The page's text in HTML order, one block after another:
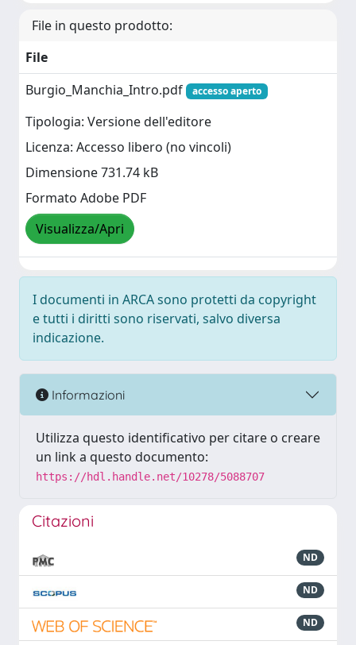
File in questo prodotto:
File
Burgio_Manchia_Intro.pdf
accesso aperto
Tipologia: Versione dell'editore
Licenza: Accesso libero (no vincoli)
Dimensione 731.74 kB
Formato Adobe PDF
Visualizza/Apri
I documenti in ARCA sono protetti da copyright
e tutti i diritti sono riservati, salvo diversa
indicazione.
Informazioni
Utilizza questo identificativo per citare o creare
un link a questo documento:
https://hdl.handle.net/10278/5088707
Citazioni
ND
ND
ND